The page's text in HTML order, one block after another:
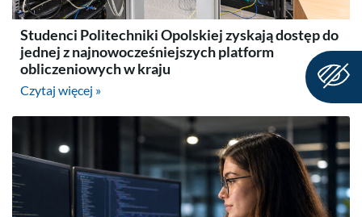
Studenci Politechniki Opolskiej zyskają dostęp do
jednej z najnowocześniejszych platform
obliczeniowych w kraju
Czytaj więcej »